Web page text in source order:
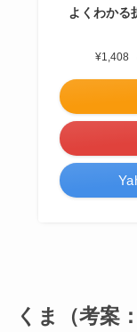
よくわか
¥1,408
くま（考案